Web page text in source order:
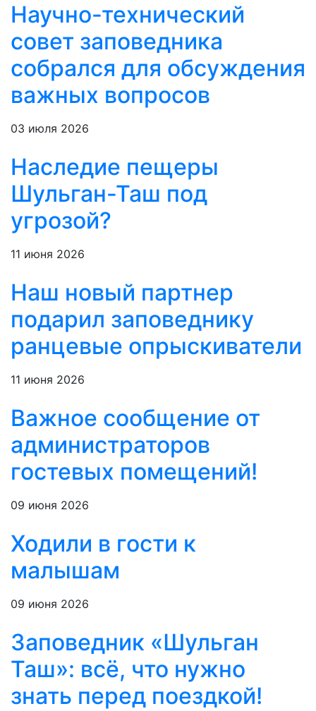
Научно-технический
совет заповедника
собрался для обсуждения
важных вопросов
03 июля 2026
Наследие пещеры
Шульган-Таш под
угрозой?
11 июня 2026
Наш новый партнер
подарил заповеднику
ранцевые опрыскиватели
11 июня 2026
Важное сообщение от
администраторов
гостевых помещений!
09 июня 2026
Ходили в гости к
малышам
09 июня 2026
Заповедник «Шульган
Таш»: всё, что нужно
знать перед поездкой!